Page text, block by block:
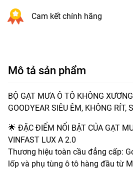
Cam kết chính hãng
Mô tả sản phẩm
BỘ GẠT MƯA Ô TÔ KHÔNG
GOODYEAR SIÊU ÊM, KHÔNG RÍT,
🌟 ĐẶC ĐIỂM NỔI BẬT CỦA GẠT
VINFAST LUX A 2.0
Thương hiệu toàn cầu đẳng cấp:
lốp và phụ tùng ô tô hàng đầu từ